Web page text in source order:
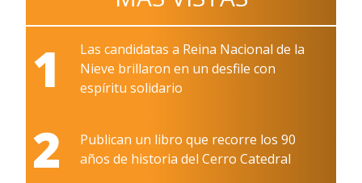
1
Las candidatas a Reina Nacional de la
Nieve brillaron en un desfile con
espíritu solidario
2
Publican un libro que recorre los 90
años de historia del Cerro Catedral